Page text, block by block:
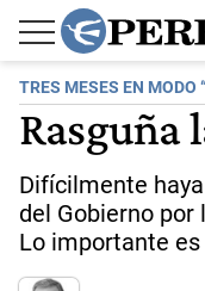
TRES MESES EN MODO
Rasguña
Difícilmente
del Gobierno por
Lo importante